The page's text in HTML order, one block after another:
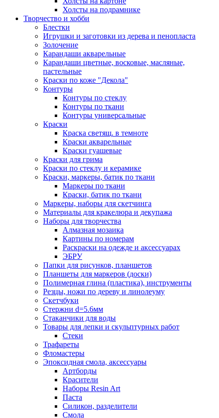
Холсты на подрамнике
Творчество и хобби
Блестки
Игрушки и заготовки из дерева и пенопласта
Золочение
Карандаши акварельные
Карандаши цветные, восковые, масляные,
пастельные
Краски по коже "Декола"
Контуры
Контуры по стеклу
Контуры по ткани
Контуры универсальные
Краски
Краска светящ. в темноте
Краски акварельные
Краски гуашевые
Краски для грима
Краски по стеклу и керамике
Краски, маркеры, батик по ткани
Маркеры по ткани
Краски, батик по ткани
Маркеры, наборы для скетчинга
Материалы для кракелюра и декупажа
Наборы для творчества
Алмазная мозаика
Картины по номерам
Раскраски на одежде и аксессуарах
ЭБРУ
Папки для рисунков, планшетов
Планшеты для маркеров (доски)
Полимерная глина (пластика), инструменты
Резцы, ножи по дереву и линолеуму
Скетчбуки
Стержни d=5.6мм
Стаканчики для воды
Товары для лепки и скульптурных работ
Стеки
Трафареты
Фломастеры
Эпоксидная смола, аксессуары
Артборды
Красители
Наборы Resin Art
Паста
Силикон, разделители
Смола